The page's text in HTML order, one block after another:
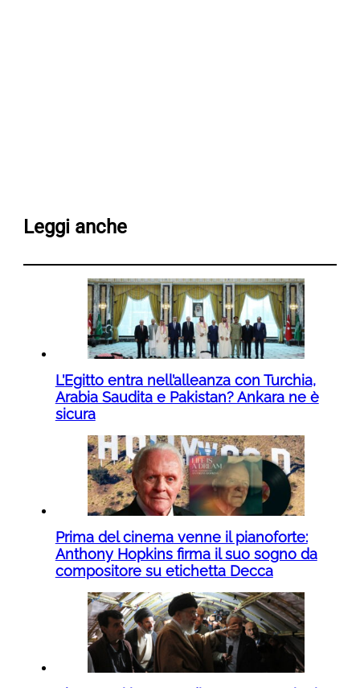
Leggi anche
L’Egitto entra nell’alleanza con Turchia,
Arabia Saudita e Pakistan? Ankara ne è
sicura
Prima del cinema venne il pianoforte:
Anthony Hopkins firma il suo sogno da
compositore su etichetta Decca